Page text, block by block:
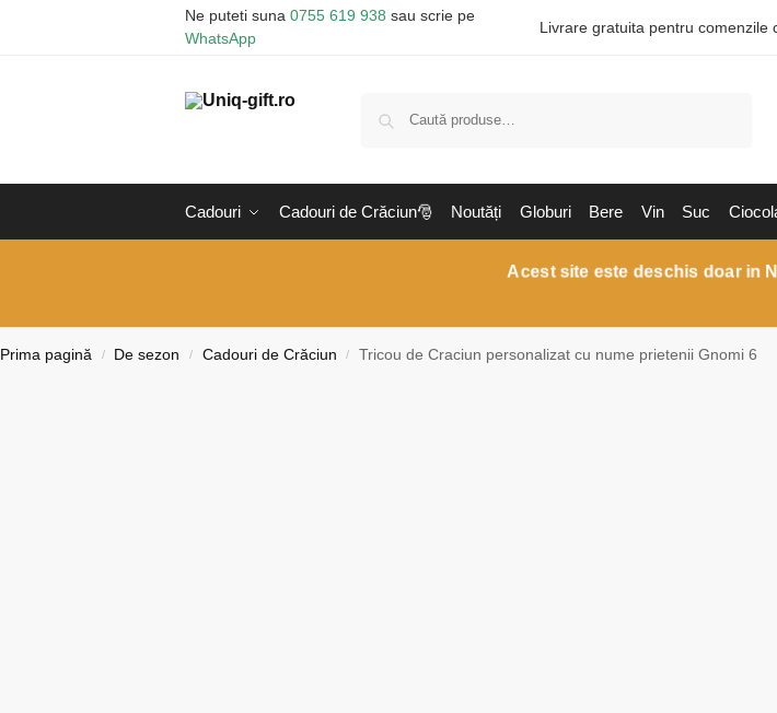
Ne puteti suna 0755 619 938 sau scrie pe
WhatsApp
Livrare gratuita pentru comenzile
Cadouri Cadouri de Crăciun🎅 Noutăți Globuri Bere Vin Suc
Acest site este deschis doar in
Prima pagină / De sezon / Cadouri de Crăciun / Tricou de Craciun personalizat cu nume prietenii Gnomi 6